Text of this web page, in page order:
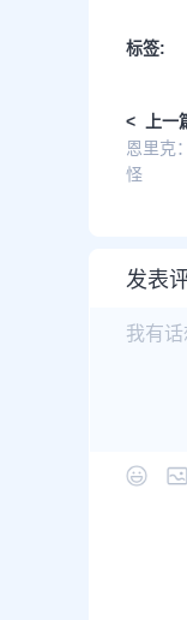
标签:
< 上一
恩里克
怪
发表